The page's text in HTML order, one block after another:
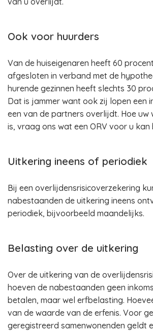
Ook voor huurders
Van de huiseigenaren heeft 60
afgesloten in verband met de
hurende gezinnen heeft slechts 30
Dat is jammer want ook zij lopen een
een van de partners overlijdt. Hoe uw
is, vraag ons wat een ORV voor u kan
Uitkering ineens of periodiek
Bij een overlijdensrisicoverzekering
nabestaanden de uitkering ineens
periodiek, bijvoorbeeld maandelijks.
Belasting over de uitkering
Over de uitkering van de
hoeven de nabestaanden geen
betalen, maar wel erfbelasting.
van de waarde van de erfenis. Voor
geregistreerd samenwonenden geldt